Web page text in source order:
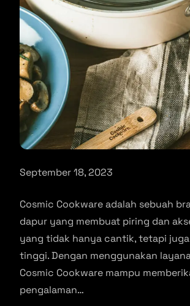
September 18, 2023
Cosmic Cookware adalah sebuah
dapur yang membuat piring dan
yang tidak hanya cantik, tetapi
tinggi. Dengan menggunakan
Cosmic Cookware mampu
pengalaman…